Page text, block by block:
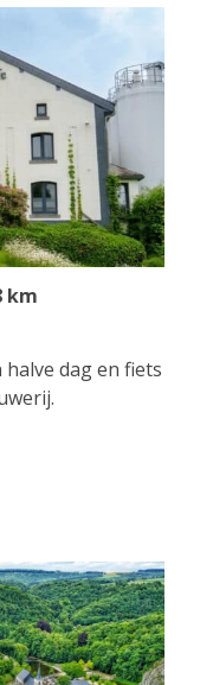
km
dag en fiets